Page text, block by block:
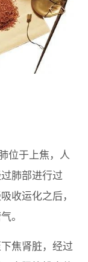
位于上焦，人
肺部进行过
收运化之后，
。
焦肾脏，经过